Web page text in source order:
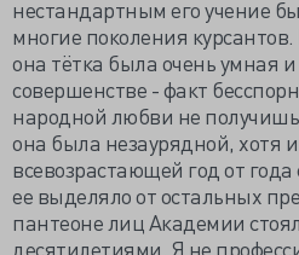
нестандартным его учение
многие поколения курсантов.
она тётка была очень умная и
совершенстве - факт
народной любви не
она была незаурядной, хотя
всевозрастающей год от года
ее выделяло от остальных
пантеоне лиц Академии
десятилетиями. Я не